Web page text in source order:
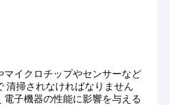
マイクロチップやセンサーなど
清掃されなければなりません
子機器の性能に影響を与える